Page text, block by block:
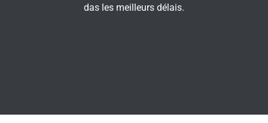
das les meilleurs délais.